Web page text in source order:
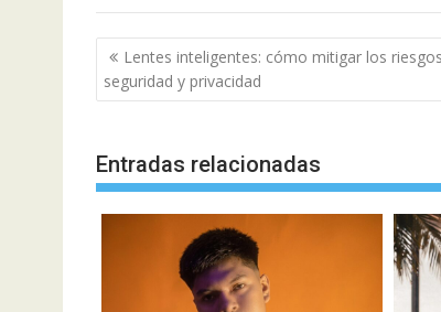
Navegación
de
entradas
Lentes inteligentes: cómo mitigar los
seguridad y privacidad
Entradas relacionadas